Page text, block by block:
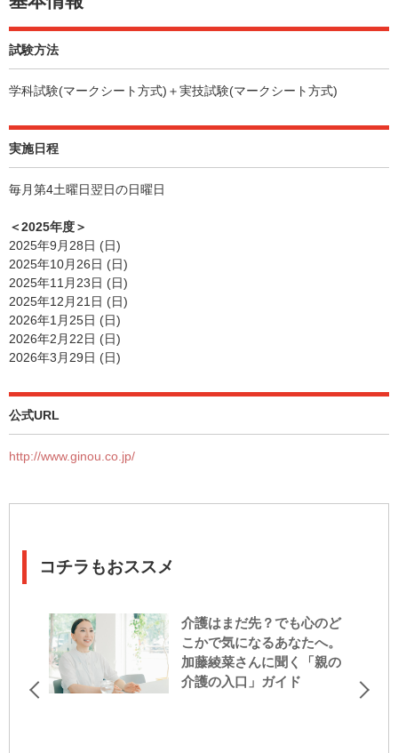
試験方法
学科試験(マークシート方式)＋実技試験(マークシート方式)
実施日程
毎月第4土曜日翌日の日曜日
＜2025年度＞
2025年9月28日 (日)
2025年10月26日 (日)
2025年11月23日 (日)
2025年12月21日 (日)
2026年1月25日 (日)
2026年2月22日 (日)
2026年3月29日 (日)
公式URL
http://www.ginou.co.jp/
コチラもおススメ
介護はまだ先？でも心のど
こかで気になるあなたへ。
加藤綾菜さんに聞く「親の
介護の入口」ガイド